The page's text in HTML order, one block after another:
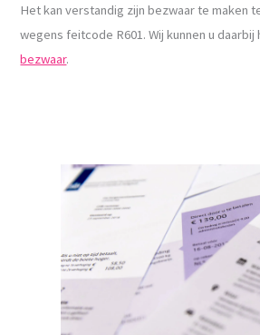
Het kan verstandig zijn bezwaar te maken
wegens feitcode R601. Wij kunnen u
bezwaar.